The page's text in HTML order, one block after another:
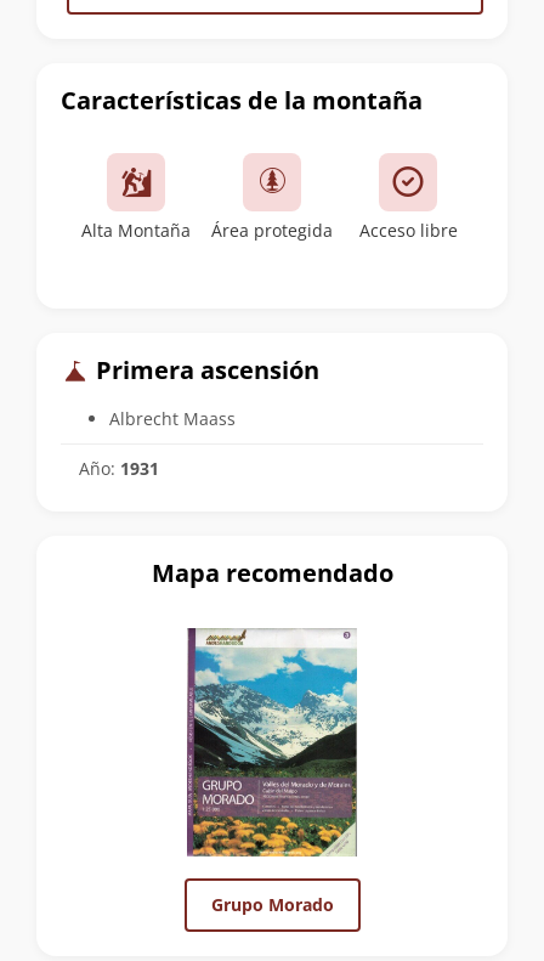
Características de la montaña
Alta Montaña Área protegida Acceso libre
Primera ascensión
Albrecht Maass
Año: 1931
Mapa recomendado
Grupo Morado